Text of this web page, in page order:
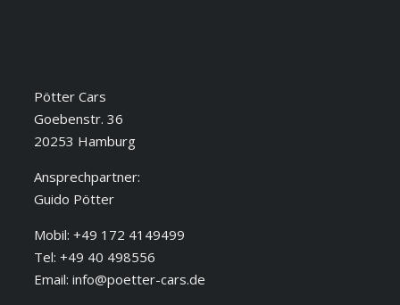
Pötter Cars
Goebenstr. 36
20253 Hamburg
Ansprechpartner:
Guido Pötter
Mobil: +49 172 4149499
Tel: +49 40 498556
Email: info@poetter-cars.de